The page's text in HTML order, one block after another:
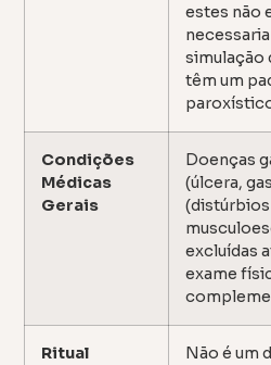
estes não
simulação
têm um
Condições
Médicas
Gerais
Doenças
(úlcera,
excluídas
exame
Ritual
Não é um